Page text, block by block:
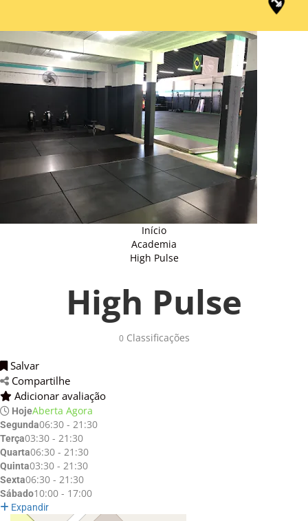
Início
Academia
High Pulse
High Pulse
0Classificações
Salvar
Compartilhe
Adicionar avaliação
HojeAberta Agora
Segunda06:30 - 21:30
Terça03:30 - 21:30
Quarta06:30 - 21:30
Quinta03:30 - 21:30
Sexta06:30 - 21:30
Sábado10:00 - 17:00
Expandir